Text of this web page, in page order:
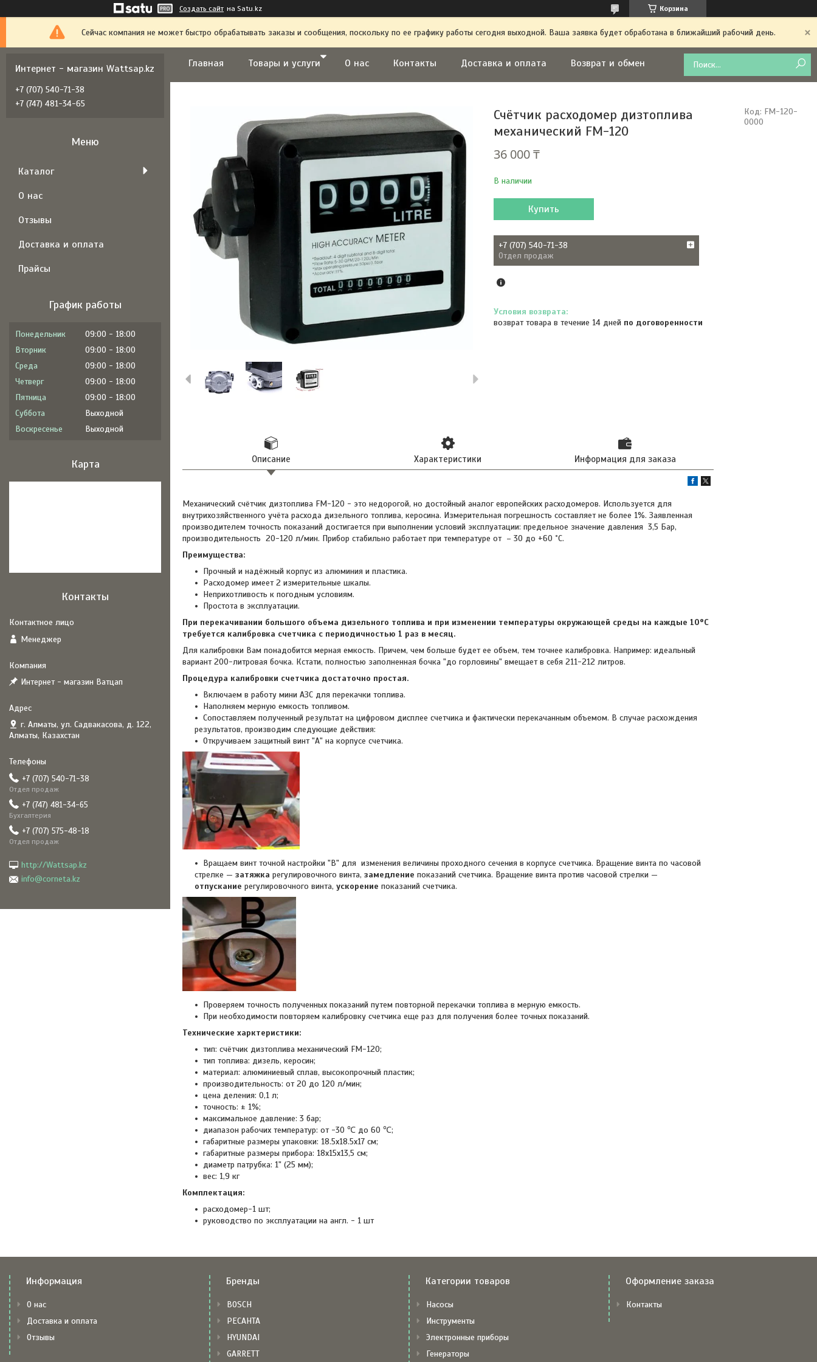
Создать сайт на Satu.kz Корзина
Сейчас компания не может быстро обрабатывать заказы и сообщения, поскольку по ее графику работы сегодня выходной. Ваша заявка будет обработана в ближайший рабочий день.
Главная Товары и услуги О нас Контакты Доставка и оплата Возврат и обмен
Счётчик расходомер дизтоплива
механический FM-120
36 000 ₸
В наличии
Код: FM-120-
0000
Купить
+7 (707) 540-71-38
Отдел продаж
возврат товара в течение 14 дней по договоренности
Описание Характеристики Информация для заказа
Механический счётчик дизтоплива FM-120 - это недорогой, но достойный аналог европейских расходомеров. Используется для
внутрихозяйственного учёта расхода дизельного топлива, керосина. Измерительная погрешность составляет не более 1%. Заявленная
производителем точность показаний достигается при выполнении условий эксплуатации: предельное значение давления 3,5 Бар,
производительность 20-120 л/мин. Прибор стабильно работает при температуре от – 30 до +60 ˚С.
Преимущества:
Прочный и надёжный корпус из алюминия и пластика.
Расходомер имеет 2 измерительные шкалы.
Неприхотливость к погодным условиям.
Простота в эксплуатации.
При перекачивании большого объема дизельного топлива и при изменении температуры окружающей среды на каждые 10°C
требуется калибровка счетчика с периодичностью 1 раз в месяц.
Для калибровки Вам понадобится мерная емкость. Причем, чем больше будет ее объем, тем точнее калибровка. Например: идеальный
вариант 200-литровая бочка. Кстати, полностью заполненная бочка "до горловины" вмещает в себя 211-212 литров.
Процедура калибровки счетчика достаточно простая.
Включаем в работу мини АЗС для перекачки топлива.
Наполняем мерную емкость топливом.
Сопоставляем полученный результат на цифровом дисплее счетчика и фактически перекачанным объемом. В случае расхождения
результатов, производим следующие действия:
Откручиваем защитный винт "А" на корпусе счетчика.
Вращаем винт точной настройки "В" для изменения величины проходного сечения в корпусе счетчика. Вращение винта по часовой
стрелке — затяжка регулировочного винта, замедление показаний счетчика. Вращение винта против часовой стрелки —
отпускание регулировочного винта, ускорение показаний счетчика.
Проверяем точность полученных показаний путем повторной перекачки топлива в мерную емкость.
При необходимости повторяем калибровку счетчика еще раз для получения более точных показаний.
Технические харктеристики:
тип: счётчик дизтоплива механический FM-120;
тип топлива: дизель, керосин;
материал: алюминиевый сплав, высокопрочный пластик;
производительность: от 20 до 120 л/мин;
цена деления: 0,1 л;
точность: ± 1%;
максимальное давление: 3 бар;
диапазон рабочих температур: от -30 ℃ до 60 ℃;
габаритные размеры упаковки: 18.5x18.5x17 см;
габаритные размеры прибора: 18x15x13,5 см;
диаметр патрубка: 1" (25 мм);
вес: 1,9 кг
Комплектация:
расходомер-1 шт;
руководство по эксплуатации на англ. - 1 шт
Интернет - магазин Wattsap.kz
+7 (707) 540-71-38
+7 (747) 481-34-65
Каталог
О нас
Отзывы
Доставка и оплата
Прайсы
График работы
Понедельник 09:00
18:00
Вторник
09:00
18:00
Среда
09:00
18:00
Четверг
09:00
18:00
Пятница
09:00
18:00
Суббота
Выходной
Воскресенье
Выходной
Карта
Контакты
Менеджер
Интернет - магазин Ватцап
г. Алматы, ул. Садвакасова, д. 122,
Алматы, Казахстан
+7 (707) 540-71-38
Отдел продаж
+7 (747) 481-34-65
Бухгалтерия
+7 (707) 575-48-18
Отдел продаж
http://Wattsap.kz
info@corneta.kz
Информация
О нас
Доставка и оплата
Отзывы
Бренды
BOSCH
РЕСАНТА
HYUNDAI
GARRETT
Категории товаров
Насосы
Инструменты
Электронные приборы
Генераторы
Оформление заказа
Контакты